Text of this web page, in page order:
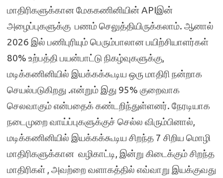
மாதிரிகளுக்கான மேககணினியின் APIஇன்
அழைப்புகளுக்கு பணம் செலுத்தியிருக்கலாம். ஆனால்
2026 இல் பணிபுரியும் பெரும்பாலான பயிற்சியாளர்கள்
80% உற்பத்தி பயன்பாட்டு நிகழ்வுகளுக்கு,
மடிக்கணினியில் இயக்கக்கூடிய ஒரு மாதிரி நன்றாக
செயல்படுகிறது .என்றும் இது 95% குறைவாக
செலவாகும் என்பதைக் கண்டறிந்துள்ளனர். நேரடியாக
நடைமுறை வாய்ப்புகளுக்குச் செல்ல விரும்பினால்,
மடிக்கணினியில் இயக்கக்கூடிய சிறந்த 7 சிறிய மொழி
மாதிரிகளுக்கான வழிகாட்டி, இன்று கிடைக்கும் சிறந்த
மாதிரிகள் , அவற்றை வளாகத்தில் எவ்வாறு இயக்குவது